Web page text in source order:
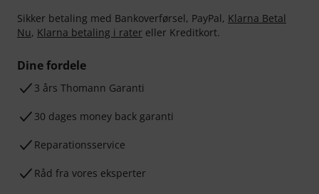
Sikker betaling med Bankoverførsel, PayPal, Klarna Betal
Nu, Klarna betaling i rater eller Kreditkort.
Dine fordele
3 års Thomann Garanti
30 dages money back garanti
Reparationsservice
Råd fra vores eksperter